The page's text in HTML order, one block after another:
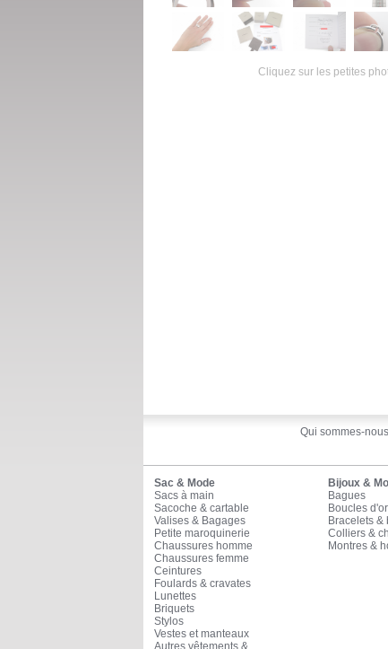
Cliquez sur les petites
Qui sommes-
Sac & Mode
Sacs à main
Sacoche & cartable
Valises & Bagages
Petite maroquinerie
Chaussures homme
Chaussures femme
Ceintures
Foulards & cravates
Lunettes
Briquets
Stylos
Vestes et manteaux
Autres vêtements &
Bijoux &
Bagues
Boucles
Bracelets &
Colliers &
Montres &